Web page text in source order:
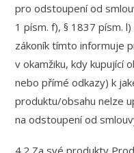
pro odstoupení od
1 písm. f), § 1837 písm.
zákoník tímto informuje
v okamžiku, kdy kupující
nebo přímé odkazy) k
produktu/obsahu nelze
na odstoupení od
4.2 Za své produkty